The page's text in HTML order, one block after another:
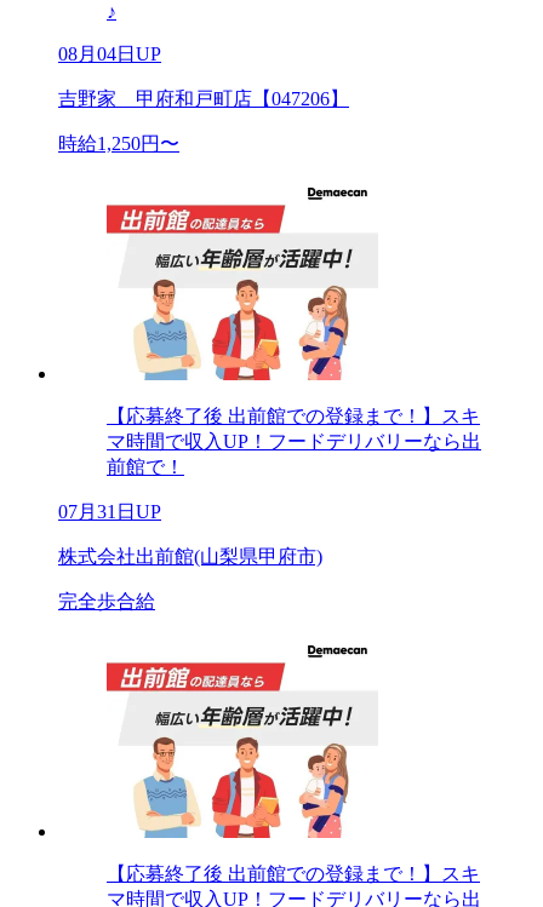
♪
08月04日UP
吉野家 甲府和戸町店【047206】
時給1,250円〜
【応募終了後 出前館での登録まで！】スキ
マ時間で収入UP！フードデリバリーなら出
前館で！
07月31日UP
株式会社出前館(山梨県甲府市)
完全歩合給
【応募終了後 出前館での登録まで！】スキ
マ時間で収入UP！フードデリバリーなら出